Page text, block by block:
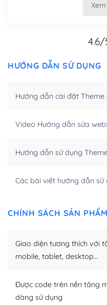
WordPress được thiết kế
hóa nội dung cho SEO.
của bạn trở nên rất thu
Tối ưu hóa công cụ tìm
– Dễ dàng tùy chỉnh, sửa
bạn trở nên dễ dàng và
WordPress đa dạng sẽ
Nếu bạn có các kỹ thuật
thiết kế tốt, bạn có thể tự
HƯỚNG DẪN SỬ DỤNG
Hướng dẫn cài đặt Theme
Video Hướng dẫn sửa
Hướng dẫn sử dụng
Các bài viết hướng dẫn sử
CHÍNH SÁCH SẢN PHẨM
Giao diện tương thích với
mobile, tablet, desktop…
Được code trên nền tảng
dàng sử dụng